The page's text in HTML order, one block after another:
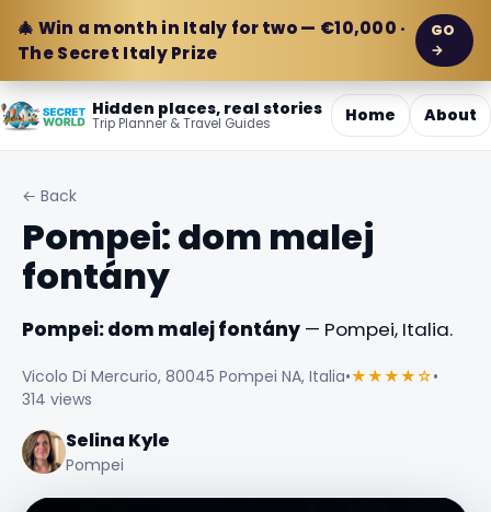
🎄 Win a month in Italy for two — €10,000 ·
The Secret Italy Prize
GO
→
Hidden places, real stories
Trip Planner & Travel Guides Home About
← Back
Pompei: dom malej
fontány
Pompei: dom malej fontány — Pompei, Italia.
Vicolo Di Mercurio, 80045 Pompei NA, Italia•★★★★☆•
314 views
Selina Kyle
Pompei